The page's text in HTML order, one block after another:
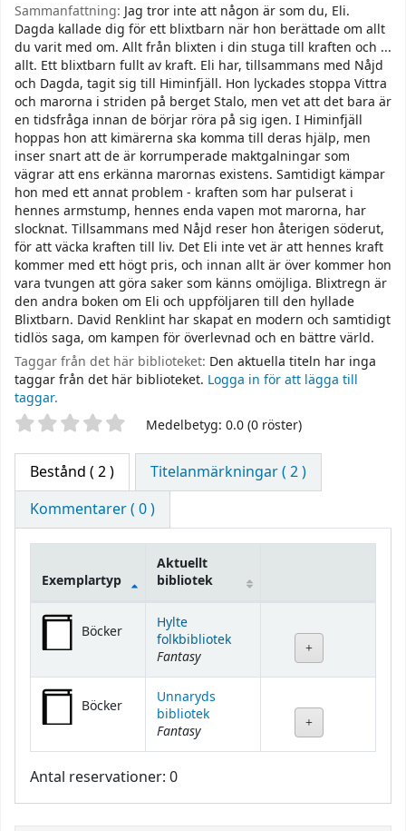
Sammanfattning: Jag tror inte att någon är som du, Eli.
Dagda kallade dig för ett blixtbarn när hon berättade om allt
du varit med om. Allt från blixten i din stuga till kraften och ...
allt. Ett blixtbarn fullt av kraft. Eli har, tillsammans med Nåjd
och Dagda, tagit sig till Himinfjäll. Hon lyckades stoppa Vittra
och marorna i striden på berget Stalo, men vet att det bara är
en tidsfråga innan de börjar röra på sig igen. I Himinfjäll
hoppas hon att kimärerna ska komma till deras hjälp, men
inser snart att de är korrumperade maktgalningar som
vägrar att ens erkänna marornas existens. Samtidigt kämpar
hon med ett annat problem - kraften som har pulserat i
hennes armstump, hennes enda vapen mot marorna, har
slocknat. Tillsammans med Nåjd reser hon återigen söderut,
för att väcka kraften till liv. Det Eli inte vet är att hennes kraft
kommer med ett högt pris, och innan allt är över kommer hon
vara tvungen att göra saker som känns omöjliga. Blixtregn är
den andra boken om Eli och uppföljaren till den hyllade
Blixtbarn. David Renklint har skapat en modern och samtidigt
tidlös saga, om kampen för överlevnad och en bättre värld.
Taggar från det här biblioteket: Den aktuella titeln har inga
taggar från det här biblioteket. Logga in för att lägga till
taggar.
Betyg Medelbetyg: 0.0 (0 röster)
Bestånd ( 2 )
Titelanmärkningar ( 2 )
Kommentarer ( 0 )
Bestånd
Exemplartyp
Aktuellt
bibliotek
Böcker
Hylte
folkbibliotek
Fantasy
Böcker
Unnaryds
bibliotek
Fantasy
Antal reservationer: 0